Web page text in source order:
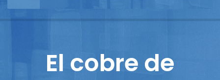
ReportajesEl cobre de